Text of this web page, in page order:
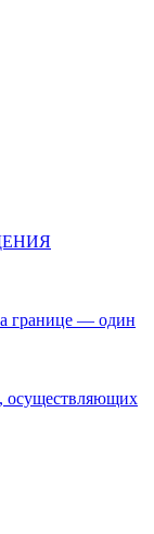
границе — один
осуществляющих